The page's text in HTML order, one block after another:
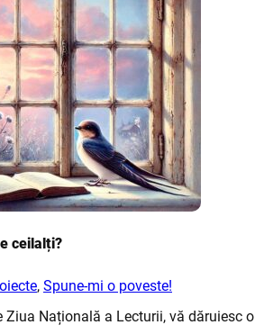
ceilalți?
, Spune-mi o poveste!
Ziua Națională a Lecturii, vă